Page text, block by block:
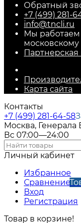
Обратный
+7 (499) 281-
info@tncli.ru
Мы работаем
Карта сайта
Контакты
+7 (499) 281-64-58
Москва, Генерала
Вс 07:00—24:00
Личный кабинет
Избранное
Сравнение
Вход
Регистрация
Товар в корзине!